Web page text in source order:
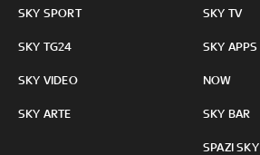
SKY SPORT
SKY TG24
SKY VIDEO
SKY ARTE
SKY TV
SKY APPS
NOW
SKY BAR
SPAZI SKY